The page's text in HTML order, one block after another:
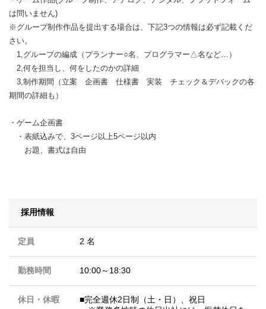
は問いません)
※グループ制作作品を提出する場合は、下記3つの情報は必ず記載くだ
さい。
1,グループの編成（プランナー○名、プログラマー△名など…）
2,何を担当し、何をしたのかの詳細
3,制作期間（立案 企画書 仕様書 実装 チェック＆デバックの各
期間の詳細も）
・ゲーム企画書
・表紙込みで、3ページ以上5ページ以内
お題、書式は自由
採用情報
定員 2 名
勤務時間 10:00～18:30
休日・休暇
■完全週休2日制（土・日）、祝日